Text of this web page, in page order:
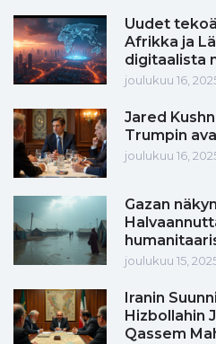
Uudet
Afrikka ja
digitaalista
joulukuu 16,
Jared
Trumpin
joulukuu 16,
Gazan
joulukuu 15,
Iranin
Hizbollahin
Qassem